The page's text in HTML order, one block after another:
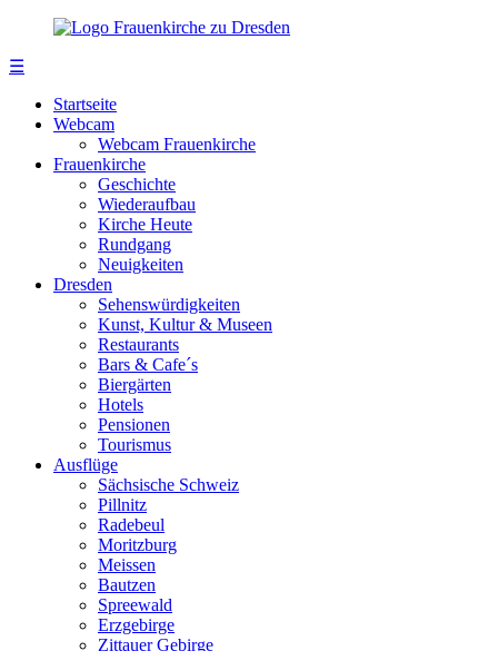
☰
Startseite
Webcam
Webcam Frauenkirche
Frauenkirche
Geschichte
Wiederaufbau
Kirche Heute
Rundgang
Neuigkeiten
Dresden
Sehenswürdigkeiten
Kunst, Kultur & Museen
Restaurants
Bars & Cafe´s
Biergärten
Hotels
Pensionen
Tourismus
Ausflüge
Sächsische Schweiz
Pillnitz
Radebeul
Moritzburg
Meissen
Bautzen
Spreewald
Erzgebirge
Zittauer Gebirge